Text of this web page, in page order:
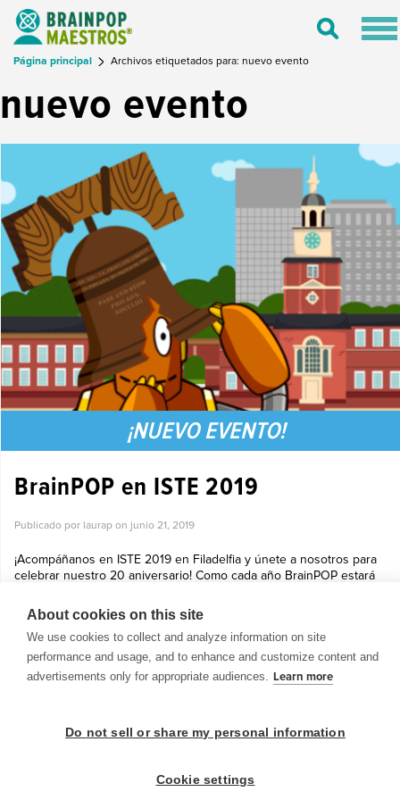
Toggle
Página principal Archivos etiquetados para: nuevo evento
nuevo evento
¡NUEVO EVENTO!
BrainPOP en ISTE 2019
Publicado por laurap on junio 21, 2019
¡Acompáñanos en ISTE 2019 en Filadelfia y únete a nosotros para
celebrar nuestro 20 aniversario! Como cada año BrainPOP estará
educación. Ten...
Ver más »
About cookies on this site
We use cookies to collect and analyze information on site
performance and usage, and to enhance and customize content and
advertisements only for appropriate audiences. Learn more
Do not sell or share my personal information
Cookie settings